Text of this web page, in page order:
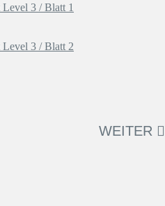
3 / Blatt 1
3 / Blatt 2
WEITER